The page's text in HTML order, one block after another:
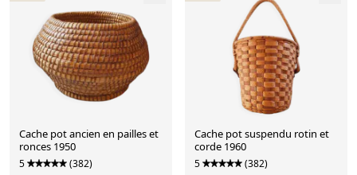
Cache pot ancien en pailles et
ronces 1950
5 (382)
Cache pot suspendu rotin et
corde 1960
5 (382)